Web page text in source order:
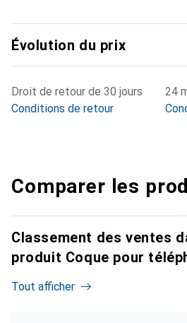
Évolution du prix
Droit de retour de 30 jours
Conditions de retour
24
Comparer les
Classement des ventes
produit Coque pour
Tout afficher